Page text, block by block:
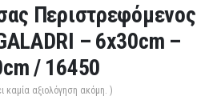
Περιστρεφόμενος
– 6x30cm –
/ 16450
καμία αξιολόγηση ακόμη. )